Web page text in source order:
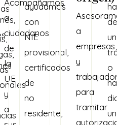
Acompañamos
a
ciudadanos
de
la
UE
y
a
ayudamos
con
NIE
provisional,
certificados
de
no
residente,
a
empresas
y
para
tramitar
un
o